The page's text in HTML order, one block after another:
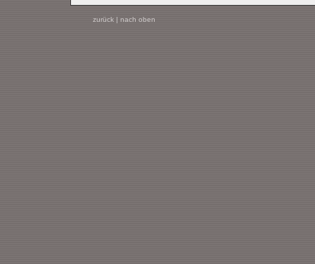
zurück| nach oben